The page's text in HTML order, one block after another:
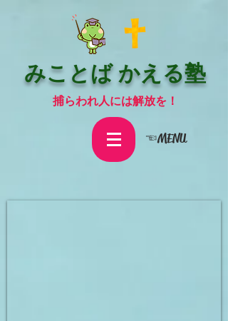
みことば かえる塾
捕らわれ人には解放を！
☜MENU